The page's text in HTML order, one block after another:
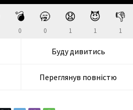
💣
0
🥱
0
😧
1
😈
1
👎
1
Буду дивитись
Переглянув повністю